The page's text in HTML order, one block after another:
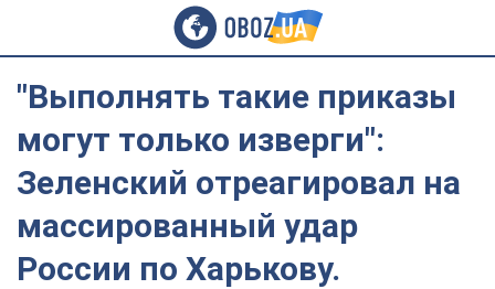
"Выполнять такие приказы
могут только изверги":
Зеленский отреагировал на
массированный удар
России по Харькову.